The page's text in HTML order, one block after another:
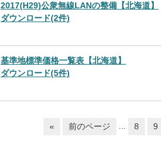
2017(H29)公衆無線LANの整備【北海道】
ダウンロード(2件)
基準地標準価格一覧表【北海道】
ダウンロード(5件)
« 前のページ ... 8 9